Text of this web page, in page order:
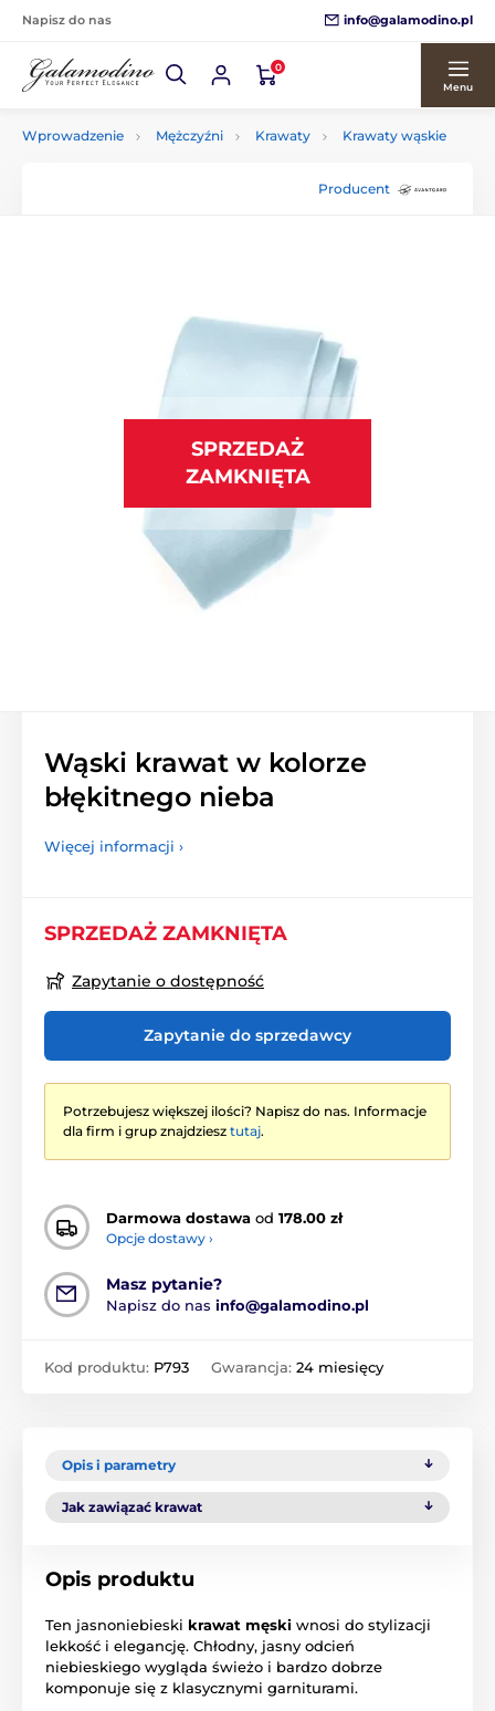
Napisz do nas info@galamodino.pl
0
Menu
Wprowadzenie Mężczyźni Krawaty Krawaty wąskie
Producent
SPRZEDAŻ
ZAMKNIĘTA
Wąski krawat w kolorze
błękitnego nieba
Więcej informacji ›
SPRZEDAŻ ZAMKNIĘTA
Zapytanie o dostępność
Zapytanie do sprzedawcy
Potrzebujesz większej ilości? Napisz do nas. Informacje
dla firm i grup znajdziesz tutaj.
Darmowa dostawa od 178.00 zł
Opcje dostawy ›
Masz pytanie?
Napisz do nas info@galamodino.pl
Kod produktu: P793 Gwarancja: 24 miesięcy
Opis i parametry
Jak zawiązać krawat
Opis produktu
Ten jasnoniebieski krawat męski wnosi do stylizacji
lekkość i elegancję. Chłodny, jasny odcień
niebieskiego wygląda świeżo i bardzo dobrze
komponuje się z klasycznymi garniturami.